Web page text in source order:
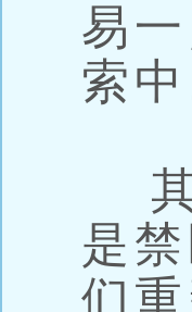
易
索中
其
是
们